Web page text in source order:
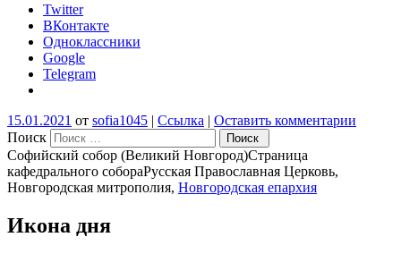
Twitter
ВКонтакте
Одноклассники
Google
Telegram
15.01.2021 от sofia1045 | Ссылка | Оставить комментарии
Поиск
Софийский собор (Великий Новгород)Страница
кафедрального собораРусская Православная Церковь,
Новгородская митрополия, Новгородская епархия
Икона дня